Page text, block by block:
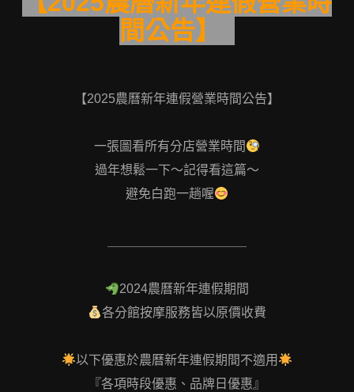
間公告】
【2025農曆新年連假營業時間公告】
一張圖看所有分店營業時間
過年想鬆一下～記得看這篇～
避免白跑一趟喔
2024農曆新年連假期間
各分館按摩服務皆以原價收費
以下優惠於農曆新年連假期間不適用
『各項時段優惠、品牌日優惠』